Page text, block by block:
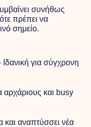
συνήθως
πρέπει να
σημείο.
Ιδανική για σύγχρονη
αρχάριους και busy
και αναπτύσσει νέα